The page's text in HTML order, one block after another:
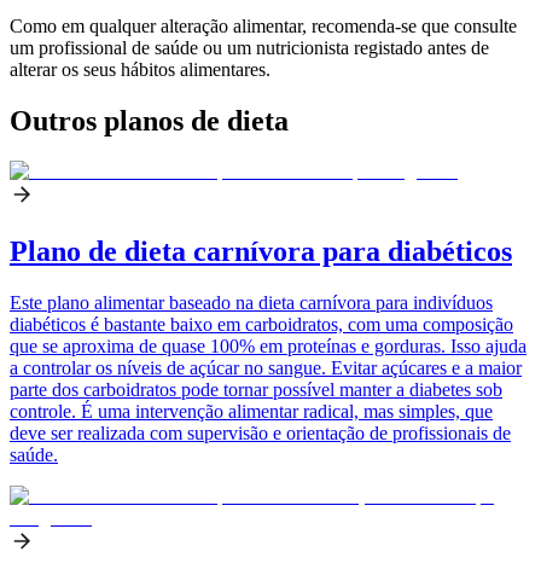
Como em qualquer alteração alimentar, recomenda-se que consulte
um profissional de saúde ou um nutricionista registado antes de
alterar os seus hábitos alimentares.
Outros planos de dieta
Plano de dieta carnívora para diabéticos
Este plano alimentar baseado na dieta carnívora para indivíduos
diabéticos é bastante baixo em carboidratos, com uma composição
que se aproxima de quase 100% em proteínas e gorduras. Isso ajuda
a controlar os níveis de açúcar no sangue. Evitar açúcares e a maior
parte dos carboidratos pode tornar possível manter a diabetes sob
controle. É uma intervenção alimentar radical, mas simples, que
deve ser realizada com supervisão e orientação de profissionais de
saúde.